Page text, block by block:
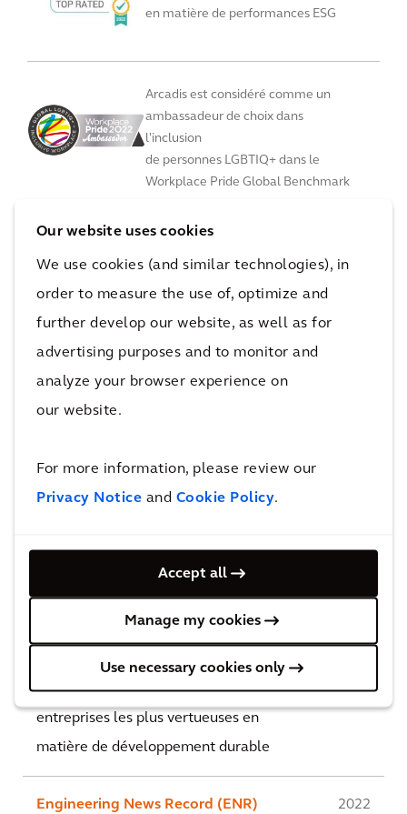
Our website uses cookies
We use cookies (and similar technologies), in
order to measure the use of, optimize and
further develop our website, as well as for
advertising purposes and to monitor and
analyze your browser experience on
our website.
For more information, please review our
Privacy Notice and Cookie Policy.
Accept all
Manage my cookies
Use necessary cookies only
en matière de performances ESG
Arcadis est considéré comme un
ambassadeur de choix dans
l'inclusion
de personnes LGBTIQ+ dans le
Workplace Pride Global Benchmark
Title
Position
L'une des meilleures entreprises au
monde pour les femmes.
Ecovadis nous classe dans le top 1% des
entreprises les plus vertueuses en
matière de développement durable
Engineering News Record (ENR)
2022